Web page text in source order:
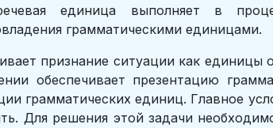
единица выполняет в
грамматическими единицами.
признание ситуации как
обеспечивает презентацию
грамматических единиц. Главное
Для решения этой задачи